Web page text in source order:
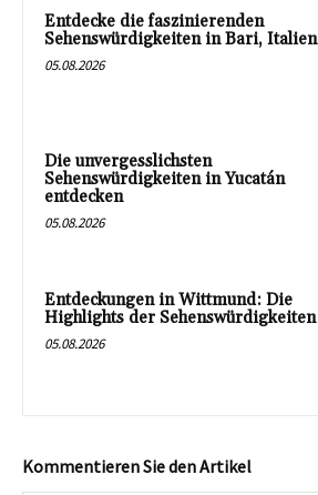
Entdecke die faszinierenden
Sehenswürdigkeiten in Bari, Italien
05.08.2026
Die unvergesslichsten
Sehenswürdigkeiten in Yucatán
entdecken
05.08.2026
Entdeckungen in Wittmund: Die
Highlights der Sehenswürdigkeiten
05.08.2026
Kommentieren Sie den Artikel